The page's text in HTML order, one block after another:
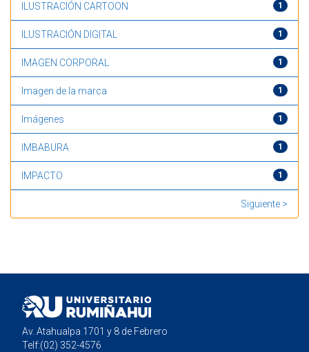
ILUSTRACIÓN CARTOON 1
ILUSTRACIÓN DIGITAL 1
IMAGEN CORPORAL 1
Imagen de la marca 1
Imágenes 1
IMBABURA 1
IMPACTO 1
Siguiente >
Av. Atahualpa 1701 y 8 de Febrero
Telf:(02) 352-4576